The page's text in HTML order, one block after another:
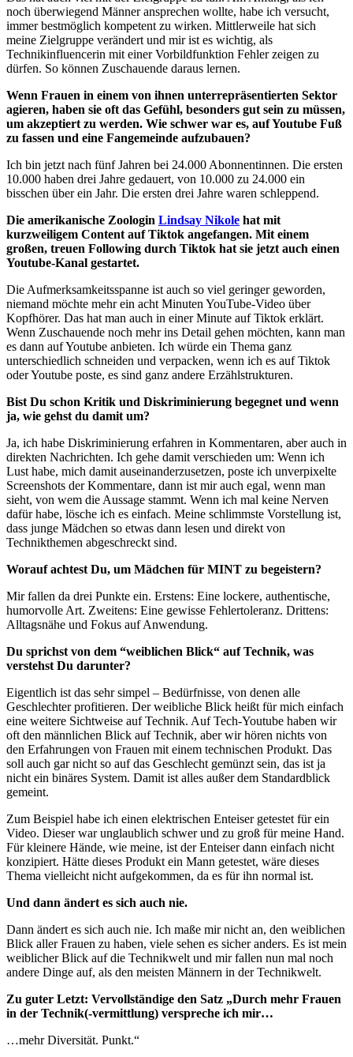
noch überwiegend Männer ansprechen wollte, habe ich versucht,
immer bestmöglich kompetent zu wirken. Mittlerweile hat sich
meine Zielgruppe verändert und mir ist es wichtig, als
Technikinfluencerin mit einer Vorbildfunktion Fehler zeigen zu
dürfen. So können Zuschauende daraus lernen.
Wenn Frauen in einem von ihnen unterrepräsentierten Sektor
agieren, haben sie oft das Gefühl, besonders gut sein zu müssen,
um akzeptiert zu werden. Wie schwer war es, auf Youtube Fuß
zu fassen und eine Fangemeinde aufzubauen?
Ich bin jetzt nach fünf Jahren bei 24.000 Abonnentinnen. Die ersten
10.000 haben drei Jahre gedauert, von 10.000 zu 24.000 ein
bisschen über ein Jahr. Die ersten drei Jahre waren schleppend.
Die amerikanische Zoologin Lindsay Nikole hat mit
kurzweiligem Content auf Tiktok angefangen. Mit einem
großen, treuen Following durch Tiktok hat sie jetzt auch einen
Youtube-Kanal gestartet.
Die Aufmerksamkeitsspanne ist auch so viel geringer geworden,
niemand möchte mehr ein acht Minuten YouTube-Video über
Kopfhörer. Das hat man auch in einer Minute auf Tiktok erklärt.
Wenn Zuschauende noch mehr ins Detail gehen möchten, kann man
es dann auf Youtube anbieten. Ich würde ein Thema ganz
unterschiedlich schneiden und verpacken, wenn ich es auf Tiktok
oder Youtube poste, es sind ganz andere Erzählstrukturen.
Bist Du schon Kritik und Diskriminierung begegnet und wenn
ja, wie gehst du damit um?
Ja, ich habe Diskriminierung erfahren in Kommentaren, aber auch in
direkten Nachrichten. Ich gehe damit verschieden um: Wenn ich
Lust habe, mich damit auseinanderzusetzen, poste ich unverpixelte
Screenshots der Kommentare, dann ist mir auch egal, wenn man
sieht, von wem die Aussage stammt. Wenn ich mal keine Nerven
dafür habe, lösche ich es einfach. Meine schlimmste Vorstellung ist,
dass junge Mädchen so etwas dann lesen und direkt von
Technikthemen abgeschreckt sind.
Worauf achtest Du, um Mädchen für MINT zu begeistern?
Mir fallen da drei Punkte ein. Erstens: Eine lockere, authentische,
humorvolle Art. Zweitens: Eine gewisse Fehlertoleranz. Drittens:
Alltagsnähe und Fokus auf Anwendung.
Du sprichst von dem “weiblichen Blick“ auf Technik, was
verstehst Du darunter?
Eigentlich ist das sehr simpel – Bedürfnisse, von denen alle
Geschlechter profitieren. Der weibliche Blick heißt für mich einfach
eine weitere Sichtweise auf Technik. Auf Tech-Youtube haben wir
oft den männlichen Blick auf Technik, aber wir hören nichts von
den Erfahrungen von Frauen mit einem technischen Produkt. Das
soll auch gar nicht so auf das Geschlecht gemünzt sein, das ist ja
nicht ein binäres System. Damit ist alles außer dem Standardblick
gemeint.
Zum Beispiel habe ich einen elektrischen Enteiser getestet für ein
Video. Dieser war unglaublich schwer und zu groß für meine Hand.
Für kleinere Hände, wie meine, ist der Enteiser dann einfach nicht
konzipiert. Hätte dieses Produkt ein Mann getestet, wäre dieses
Thema vielleicht nicht aufgekommen, da es für ihn normal ist.
Und dann ändert es sich auch nie.
Dann ändert es sich auch nie. Ich maße mir nicht an, den weiblichen
Blick aller Frauen zu haben, viele sehen es sicher anders. Es ist mein
weiblicher Blick auf die Technikwelt und mir fallen nun mal noch
andere Dinge auf, als den meisten Männern in der Technikwelt.
Zu guter Letzt: Vervollständige den Satz „Durch mehr Frauen
in der Technik(-vermittlung) verspreche ich mir…
…mehr Diversität. Punkt.“